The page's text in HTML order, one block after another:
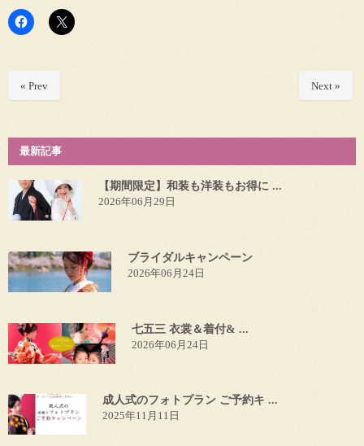
« Prev Next »
最新記事
【期間限定】和装も洋装もお得に ...
2026年06月29日
ブライダルキャンペーン
2026年06月24日
七五三 衣裳＆着付& ...
2026年06月24日
成人式のフォトプラン ご予約キ ...
2025年11月11日